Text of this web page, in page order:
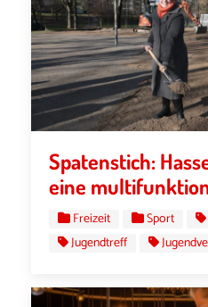
Spatenstich:
eine
Freizeit Sport
Jugendtreff